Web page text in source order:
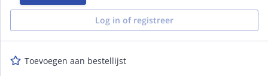
Log in of registreer
Toevoegen aan bestellijst